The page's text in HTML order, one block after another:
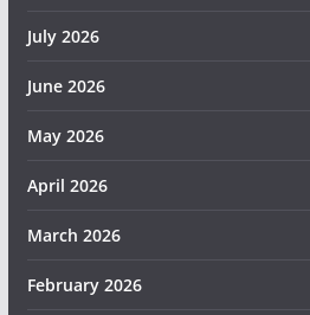
July 2026
June 2026
May 2026
April 2026
March 2026
February 2026